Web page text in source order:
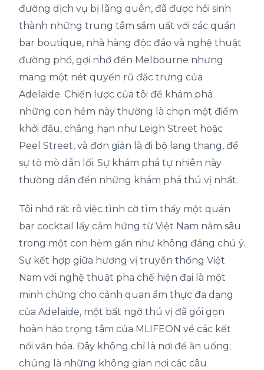
đường dịch vụ bị lãng quên, đã được hồi sinh
thành những trung tâm sầm uất với các quán
bar boutique, nhà hàng độc đáo và nghệ thuật
đường phố, gợi nhớ đến Melbourne nhưng
mang một nét quyến rũ đặc trưng của
Adelaide. Chiến lược của tôi để khám phá
những con hẻm này thường là chọn một điểm
khởi đầu, chẳng hạn như Leigh Street hoặc
Peel Street, và đơn giản là đi bộ lang thang, để
sự tò mò dẫn lối. Sự khám phá tự nhiên này
thường dẫn đến những khám phá thú vị nhất.
Tôi nhớ rất rõ việc tình cờ tìm thấy một quán
bar cocktail lấy cảm hứng từ Việt Nam nằm sâu
trong một con hẻm gần như không đáng chú ý.
Sự kết hợp giữa hương vị truyền thống Việt
Nam với nghệ thuật pha chế hiện đại là một
minh chứng cho cảnh quan ẩm thực đa dạng
của Adelaide, một bất ngờ thú vị đã gói gọn
hoàn hảo trọng tâm của MLIFEON về các kết
nối văn hóa. Đây không chỉ là nơi để ăn uống;
chúng là những không gian nơi các câu